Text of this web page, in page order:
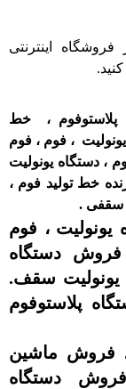
اینترنتی
پلاستوفوم ، خط
یونولیت ، فوم ، فوم
، دستگاه یونولیت
خط تولید فوم ،
سقفی .
، فوم
فروش دستگاه
یونولیت سقف.
پلاستوفوم
، فروش ماشین
دستگاه